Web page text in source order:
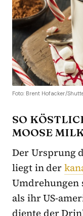
Foto: Brent Hofacker/
SO
MOOSE
Der Ursprung
liegt in der
Umdrehungen
als ihr US-
diente der